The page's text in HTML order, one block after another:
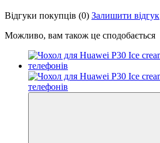
Відгуки покупців (0) Залишити відгук
Можливо, вам також це сподобається